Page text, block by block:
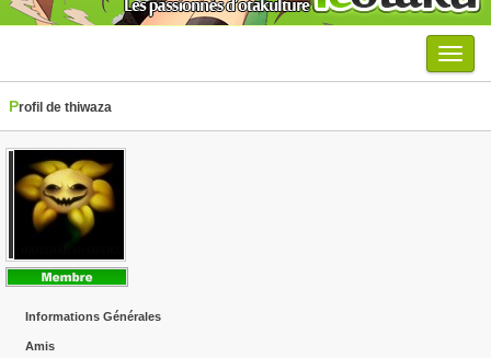
Menu
Profil de thiwaza
Informations Générales
Amis